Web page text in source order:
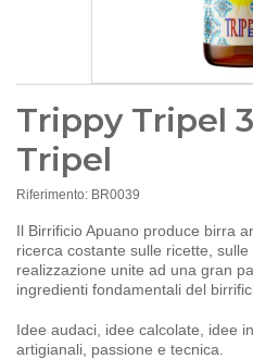
Trippy Tripel
Tripel
Riferimento: BR0039
Il Birrificio Apuano produce birra
ricerca costante sulle ricette,
realizzazione unite ad una gran
ingredienti fondamentali del
Idee audaci, idee calcolate, idee
artigianali, passione e tecnica.